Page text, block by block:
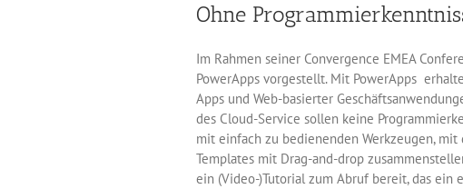
freier
Lizenz
Ohne
Im Rahmen seiner Convergence EMEA
PowerApps vorgestellt. Mit PowerApps
Apps und Web-basierter
des Cloud-Service sollen keine
mit einfach zu bedienenden Werkzeugen,
Templates mit Drag-and-drop
ein (Video-)Tutorial zum Abruf bereit, das ein